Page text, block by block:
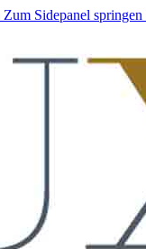
Zum Sidepanel springen